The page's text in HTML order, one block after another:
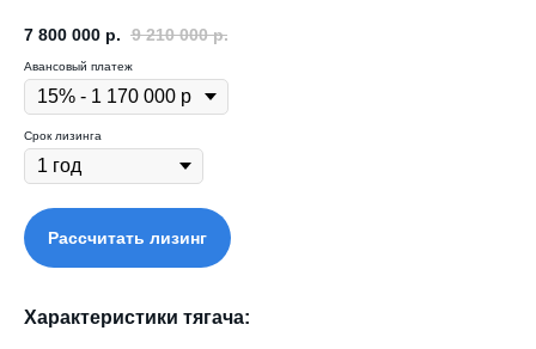
7 800 000 р. 9 210 000 р.
Авансовый платеж
Срок лизинга
Рассчитать лизинг
Характеристики тягача: